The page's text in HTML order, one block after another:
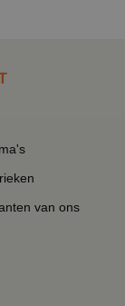
van ons